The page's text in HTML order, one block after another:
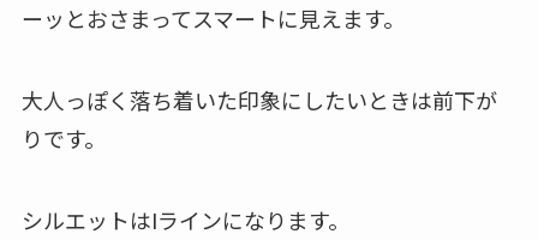
ーッとおさまってスマートに見えます。
大人っぽく落ち着いた印象にしたいときは前下が
りです。
シルエットはIラインになります。